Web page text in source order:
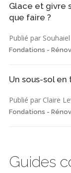
Glace et givre
que faire ?
Publié par Souhaiel
Fondations -
Un sous-sol
Publié par Claire
Fondations -
Guides